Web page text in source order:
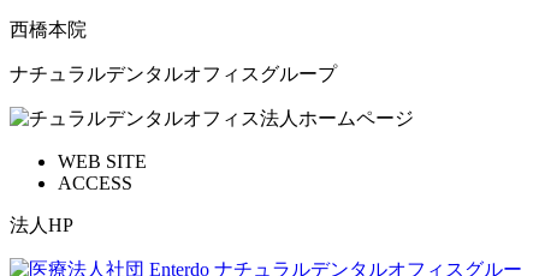
西橋本院
ナチュラルデンタルオフィスグループ
WEB SITE
ACCESS
法人HP